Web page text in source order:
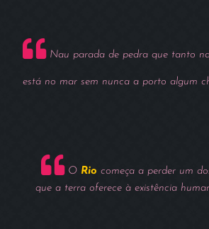
Nau parada de pedra que tanto
está no mar sem nunca a porto algum
O Rio começa a perder um
que a terra oferece à existência